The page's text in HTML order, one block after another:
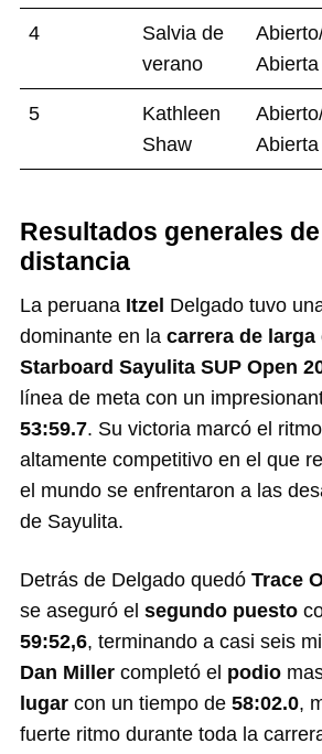
4
Salvia de
verano
Abierta
5
Kathleen
Shaw
Abierta
Resultados generales
distancia
La peruana Itzel Delgado tuvo
dominante en la carrera de
Starboard Sayulita SUP Open
línea de meta con un
53:59.7. Su victoria marcó el
altamente competitivo en el que
el mundo se enfrentaron a las
de Sayulita.
Detrás de Delgado quedó Trace
se aseguró el segundo puesto
59:52,6, terminando a casi seis
Dan Millercompletó el podio
lugarcon un tiempo de 58:02.0,
fuerte ritmo durante toda la